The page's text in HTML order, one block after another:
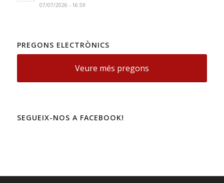
07/07/2026 - 16:59
PREGONS ELECTRÒNICS
Veure més pregons
SEGUEIX-NOS A FACEBOOK!